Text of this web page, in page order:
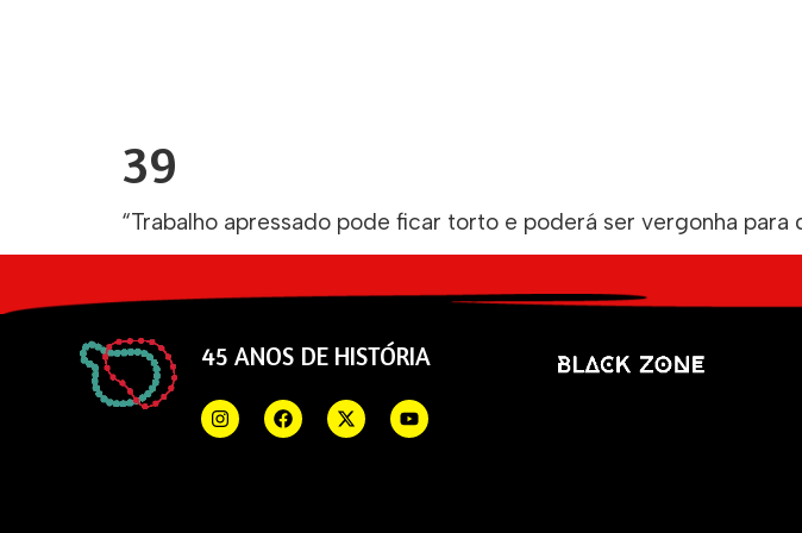
39
“Trabalho apressado pode ficar torto e poderá ser vergonha para
45 ANOS DE HISTÓRIA